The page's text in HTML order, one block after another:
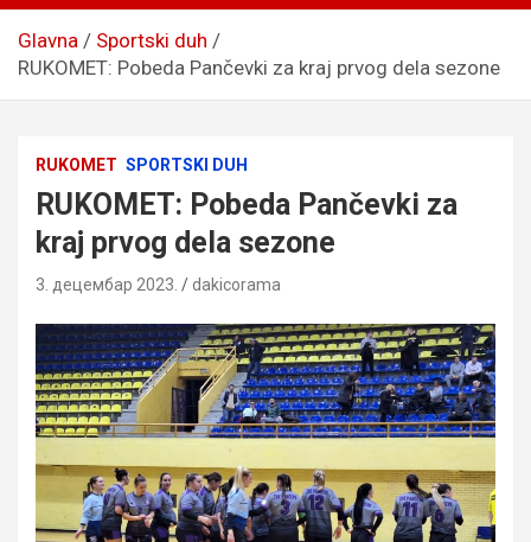
Glavna
Sportski duh
RUKOMET: Pobeda Pančevki za kraj prvog dela sezone
RUKOMET SPORTSKI DUH
RUKOMET: Pobeda Pančevki za
kraj prvog dela sezone
3. децембар 2023. dakicorama